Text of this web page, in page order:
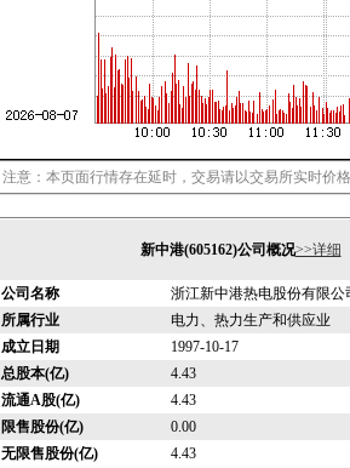
注意：本页面行情存在延时，交易请以交易所实时价
新中港(605162)公司概况>>详细
公司名称
浙江新中港热电股份有限公
所属行业
电力、热力生产和供应业
成立日期
1997-10-17
总股本(亿)
4.43
流通A股(亿)
4.43
限售股份(亿)
0.00
无限售股份(亿)
4.43